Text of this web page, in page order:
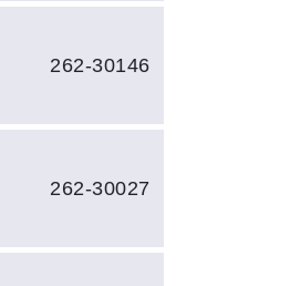
262-30146
262-30027